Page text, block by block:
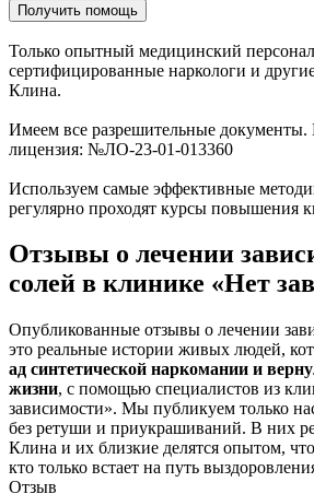
Получить помощь
Только опытный медицинский
сертифицированные наркологи и
Клина.
Имеем все разрешительные
лицензия: №ЛО-23-01-013360
Используем самые эффективные
регулярно проходят курсы повышения
Отзывы о лечении
солей в клинике «Нет
Опубликованные отзывы о лечении
это реальные истории живых людей,
ад синтетической наркомании и
жизни, с помощью специалистов из
зависимости». Мы публикуем только
без ретуши и приукрашиваний. В них
Клина и их близкие делятся опытом,
кто только встает на путь
Отзыв